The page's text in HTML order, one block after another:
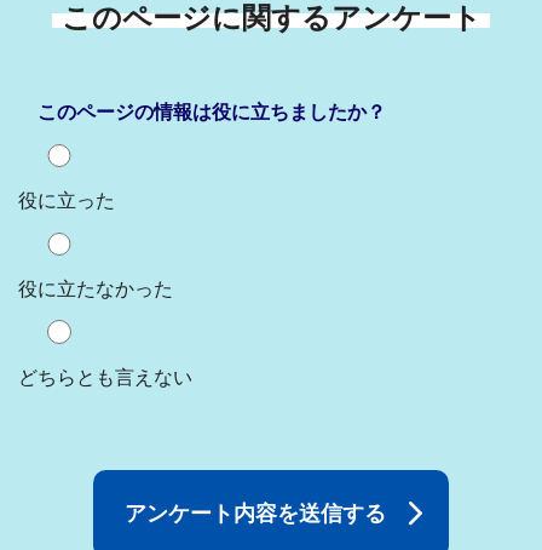
このページに関するアンケート
このページの情報は役に立ちましたか？
役に立った
役に立たなかった
どちらとも言えない